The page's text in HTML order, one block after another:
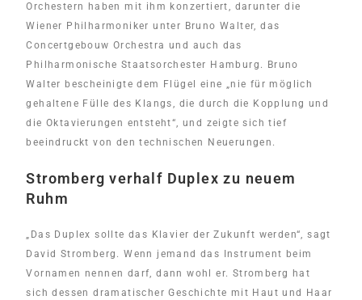
Orchestern haben mit ihm konzertiert, darunter die
Wiener Philharmoniker unter Bruno Walter, das
Concertgebouw Orchestra und auch das
Philharmonische Staatsorchester Hamburg. Bruno
Walter bescheinigte dem Flügel eine „nie für möglich
gehaltene Fülle des Klangs, die durch die Kopplung und
die Oktavierungen entsteht“, und zeigte sich tief
beeindruckt von den technischen Neuerungen.
Stromberg verhalf Duplex zu neuem
Ruhm
„Das Duplex sollte das Klavier der Zukunft werden“, sagt
David Stromberg. Wenn jemand das Instrument beim
Vornamen nennen darf, dann wohl er. Stromberg hat
sich dessen dramatischer Geschichte mit Haut und Haar